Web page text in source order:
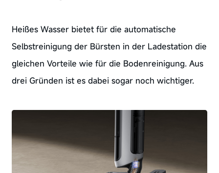
Heißes Wasser bietet für die automatische
Selbstreinigung der Bürsten in der Ladestation die
gleichen Vorteile wie für die Bodenreinigung. Aus
drei Gründen ist es dabei sogar noch wichtiger.